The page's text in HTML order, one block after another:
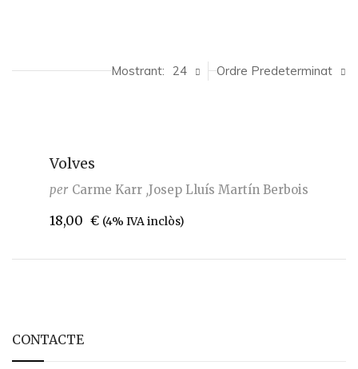
Ordre Predeterminat
Mostrant: 24
Volves
per Carme Karr Josep Lluís Martín Berbois
18,00 € (4% IVA inclòs)
CONTACTE